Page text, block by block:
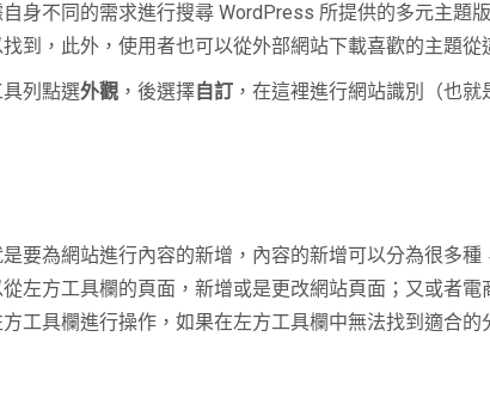
自身不同的需求進行搜尋 WordPress 所提供的多元主題
到，此外，使用者也可以從外部網站下載喜歡的主題從
列點選外觀 ，後選擇自訂 ，在這裡進行網站識別（也
要為網站進行內容的新增，內容的新增可以分為很多
左方工具欄的頁面，新增或是更改網站頁面；又或者
工具欄進行操作，如果在左方工具欄中無法找到適合